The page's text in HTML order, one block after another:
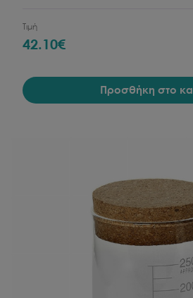
Τιμή
42.10€
Προσθήκη στο